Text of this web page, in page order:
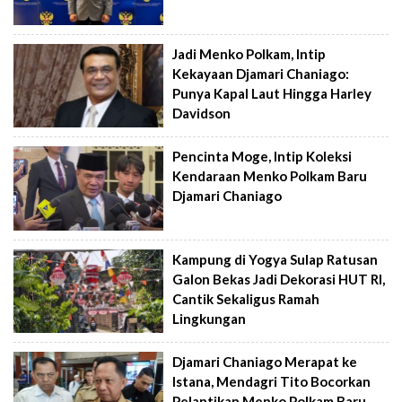
Jadi Menko Polkam, Intip
Kekayaan Djamari Chaniago:
Punya Kapal Laut Hingga Harley
Davidson
Pencinta Moge, Intip Koleksi
Kendaraan Menko Polkam Baru
Djamari Chaniago
Kampung di Yogya Sulap Ratusan
Galon Bekas Jadi Dekorasi HUT RI,
Cantik Sekaligus Ramah
Lingkungan
Djamari Chaniago Merapat ke
Istana, Mendagri Tito Bocorkan